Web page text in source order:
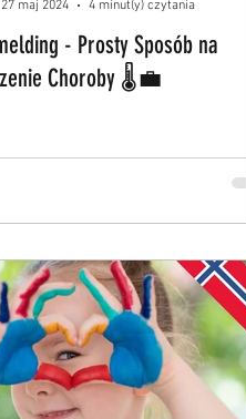
- Prosty Sposób na
Choroby 🌡️💼
27 maj 2024
4 minut(y) czytania